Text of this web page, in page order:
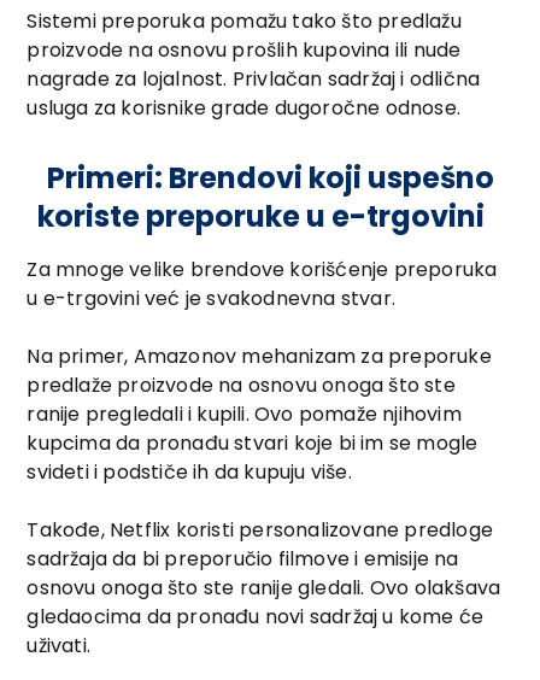
Sistemi preporuka pomažu tako što predlažu
proizvode na osnovu prošlih kupovina ili nude
nagrade za lojalnost. Privlačan sadržaj i odlična
usluga za korisnike grade dugoročne odnose.
Primeri: Brendovi koji uspešno
koriste preporuke u e-trgovini
Za mnoge velike brendove korišćenje preporuka
u e-trgovini već je svakodnevna stvar.
Na primer, Amazonov mehanizam za preporuke
predlaže proizvode na osnovu onoga što ste
ranije pregledali i kupili. Ovo pomaže njihovim
kupcima da pronađu stvari koje bi im se mogle
svideti i podstiče ih da kupuju više.
Takođe, Netflix koristi personalizovane predloge
sadržaja da bi preporučio filmove i emisije na
osnovu onoga što ste ranije gledali. Ovo olakšava
gledaocima da pronađu novi sadržaj u kome će
uživati.